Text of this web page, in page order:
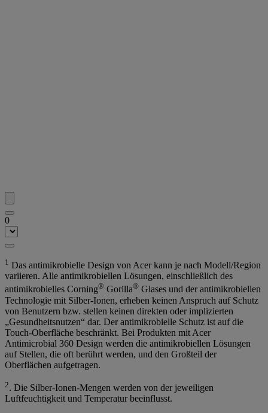
0
1 Das antimikrobielle Design von Acer kann je nach Modell/Region
variieren. Alle antimikrobiellen Lösungen, einschließlich des
antimikrobielles Corning® Gorilla® Glases und der antimikrobiellen
Technologie mit Silber-Ionen, erheben keinen Anspruch auf Schutz
von Benutzern bzw. stellen keinen direkten oder implizierten
„Gesundheitsnutzen“ dar. Der antimikrobielle Schutz ist auf die
Touch-Oberfläche beschränkt. Bei Produkten mit Acer
Antimicrobial 360 Design werden die antimikrobiellen Lösungen
auf Stellen, die oft berührt werden, und den Großteil der
Oberflächen aufgetragen.
2. Die Silber-Ionen-Mengen werden von der jeweiligen
Luftfeuchtigkeit und Temperatur beeinflusst.